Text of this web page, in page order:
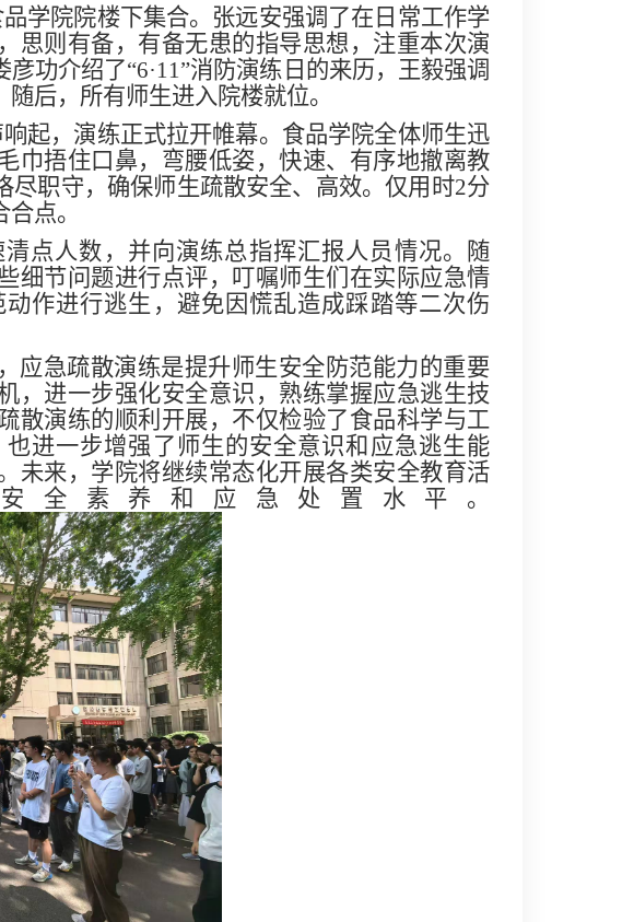
学院院楼下集合。张远安强调了在日常工作学
思则有备，有备无患的指导思想，注重本次演
彦功介绍了“6·11”消防演练日的来历，王毅强调
后，所有师生进入院楼就位。
起，演练正式拉开帷幕。食品学院全体师生迅
巾捂住口鼻，弯腰低姿，快速、有序地撤离教
尽职守，确保师生疏散安全、高效。仅用时2分
点。
点人数，并向演练总指挥汇报人员情况。随
细节问题进行点评，叮嘱师生们在实际应急情
作进行逃生，避免因慌乱造成踩踏等二次伤
应急疏散演练是提升师生安全防范能力的重要
，进一步强化安全意识，熟练掌握应急逃生技
散演练的顺利开展，不仅检验了食品科学与工
进一步增强了师生的安全意识和应急逃生能
未来，学院将继续常态化开展各类安全教育活
全素养和应急处置水平。